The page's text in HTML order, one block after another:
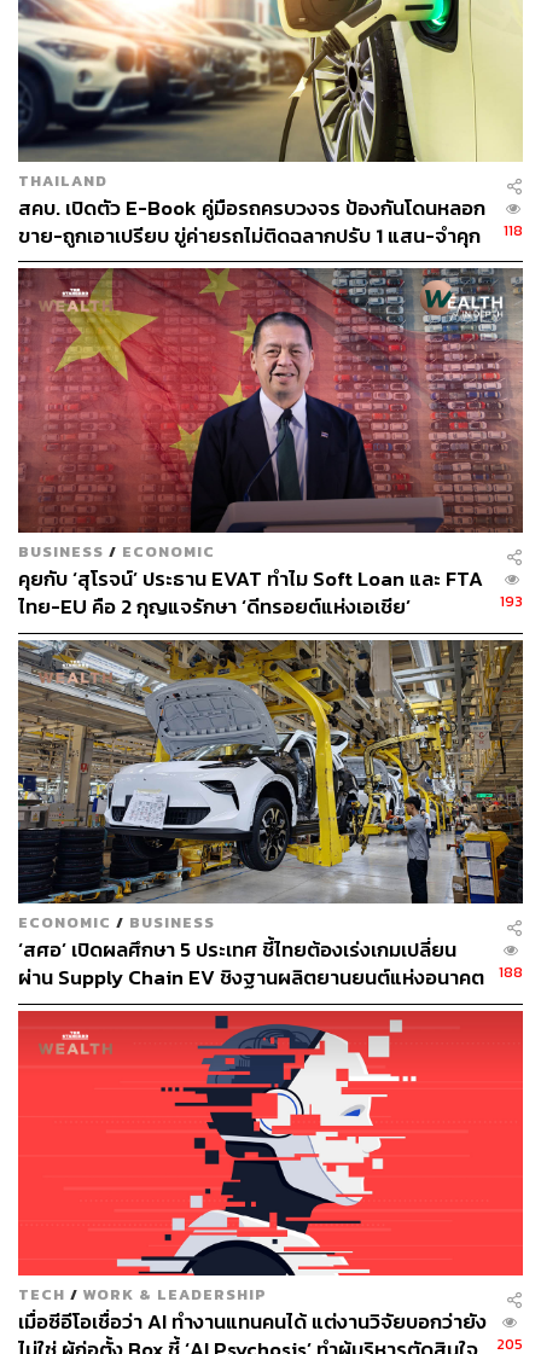
NEW MG HS รถยนต์ที่มีระบบขับเคลื่อนอัตโนมัติระดับที่ 2
(Partial Automation)
หากพูดถึงนวัตกรรมของรถยนต์ที่ช่วยควบคุมการขับขี่ให้มี
ประสิทธิภาพและมีความปลอดภัยขั้นสูงสุด เราจะนึกถึง
รถยนต์ขับเคลื่อนอัตโนมัติ (Autonomous Car) ซึ่งนวัตกรรม
นี้จะทำให้การขับขี่มีประสิทธิภาพและมีความปลอดภัยขั้น
สูงสุด ลดความเสี่ยงในการเกิดอุบัติเหตุ โดยเป็นการทำงาน
ร่วมกันของระบบปฏิบัติการขับเคลื่อน ที่เรียกว่า Automated
Driving Systems (ADSs) และเทคโนโลยีระบบความ
ปลอดภัยอัจฉริยะ Advanced Driver Assistance Systems
(ADAS) NEW MG HS ถือเป็นรถยนต์ที่มีระบบขับเคลื่อน
อัตโนมัติระดับที่ 2 (Partial Automation) ซึ่งเป็นระดับที่
รถยนต์สามารถควบคุมความเร็ว หรือการหมุนพวงมาลัยผ่าน
ระบบ ADAS ได้โดยอัตโนมัติ แต่ผู้ขับขี่ยังคงทำหน้าที่หลักใน
การสังเกตสิ่งกีดขวาง ประเมินสถานการณ์ และตอบสนองต่อ
เหตุการณ์ต่างๆ
เจาะลึกระบบ Advanced Driver Assistance Systems
(ADAS) ใน NEW MG HS
จะว่าไป ระบบความปลอดภัยเป็นมาตรฐานที่รถยนต์รุ่นใหม่
ต้องมี และเป็นสิ่งที่ผู้ขับขี่ควรจะต้องศึกษาถึงข้อดีของระบบ
เหล่านั้น เพราะยิ่งคุณรู้ว่าระบบต่างๆ ช่วยอะไร ยิ่งทำให้คุณ
ขับขี่ได้อย่างมั่นใจและใช้ประโยชน์จากนวัตกรรมเหล่านั้นได้
อย่างเต็มประสิทธิภาพ
ระบบความปลอดภัยอัจฉริยะ Advanced Driver Assistance
THAILAND
สคบ. เปิดตัว E-Book คู่มือรถครบวงจร ป้องกันโดนหลอก
ขาย-ถูกเอาเปรียบ ขู่ค่ายรถไม่ติดฉลากปรับ 1 แสน-จำคุก
118
BUSINESS / ECONOMIC
คุยกับ ‘สุโรจน์’ ประธาน EVAT ทำไม Soft Loan และ FTA
ไทย-EU คือ 2 กุญแจรักษา ‘ดีทรอยต์แห่งเอเชีย’
193
ECONOMIC / BUSINESS
‘สศอ’ เปิดผลศึกษา 5 ประเทศ ชี้ไทยต้องเร่งเกมเปลี่ยน
ผ่าน Supply Chain EV ชิงฐานผลิตยานยนต์แห่งอนาคต
188
TECH / WORK & LEADERSHIP
เมื่อซีอีโอเชื่อว่า AI ทำงานแทนคนได้ แต่งานวิจัยบอกว่ายัง
205